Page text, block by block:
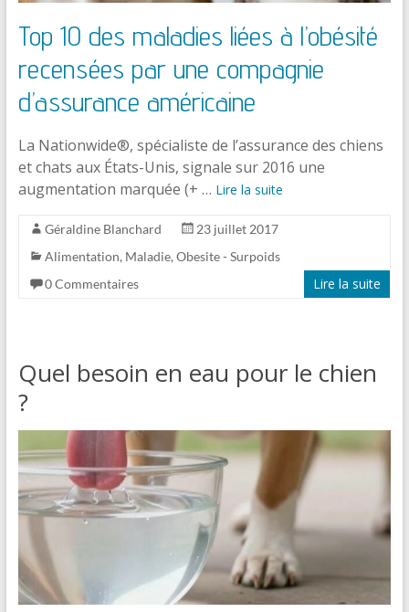
Top 10 des maladies liées à l’obésité
recensées par une compagnie
d’assurance américaine
La Nationwide®, spécialiste de l’assurance des chiens
et chats aux États-Unis, signale sur 2016 une
augmentation marquée (+ … Lire la suite
Géraldine Blanchard
23 juillet 2017
Alimentation, Maladie, Obesite - Surpoids
0 Commentaires
Lire la suite
Quel besoin en eau pour le chien
?